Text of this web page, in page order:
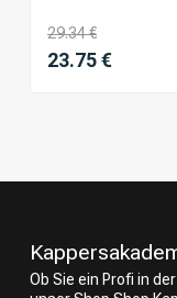
29.34 €
23.75 €
Ob Sie ein Profi in